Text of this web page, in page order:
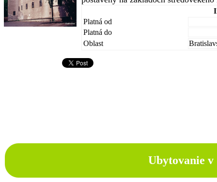
Platná od
Platná do
Oblast
Ubytovanie